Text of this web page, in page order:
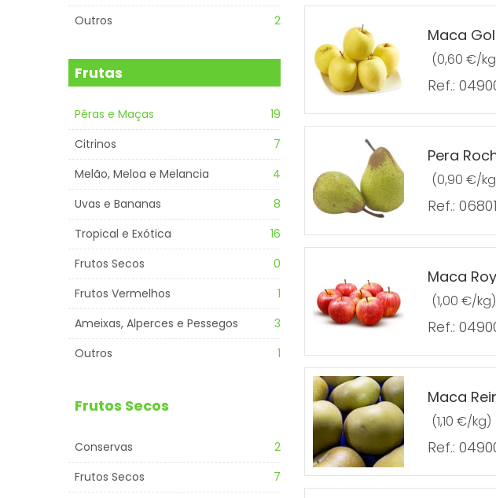
Outros
2
Frutas
Pêras e Maças
19
Citrinos
7
Melão, Meloa e Melancia
4
Uvas e Bananas
8
Tropical e Exótica
16
Frutos Secos
0
Frutos Vermelhos
1
Ameixas, Alperces e Pessegos
3
Outros
1
Frutos Secos
Conservas
2
Frutos Secos
7
Maca
(0,60 €/
Ref.:
Pera
(0,90 €/
Ref.:
Maca
(1,00 €/kg)
Ref.:
Maca
(1,10 €/kg)
Ref.: